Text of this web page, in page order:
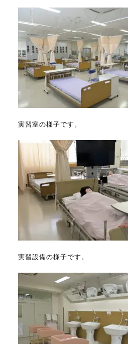
実習室の様子です。
実習設備の様子です。